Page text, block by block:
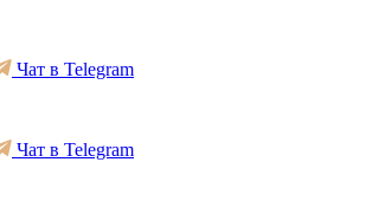
Чат в Telegram
Чат в Telegram